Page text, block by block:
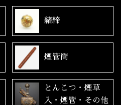
緒締
煙管筒
とんこつ・煙草
入・煙管・その他